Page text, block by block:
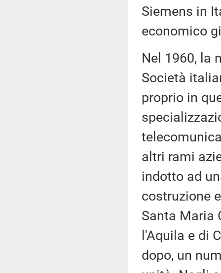
Siemens in
economico
Nel 1960, la
Società
proprio in
altri rami
indotto ad
costruzione
Santa Maria
l'Aquila e di
dopo, un